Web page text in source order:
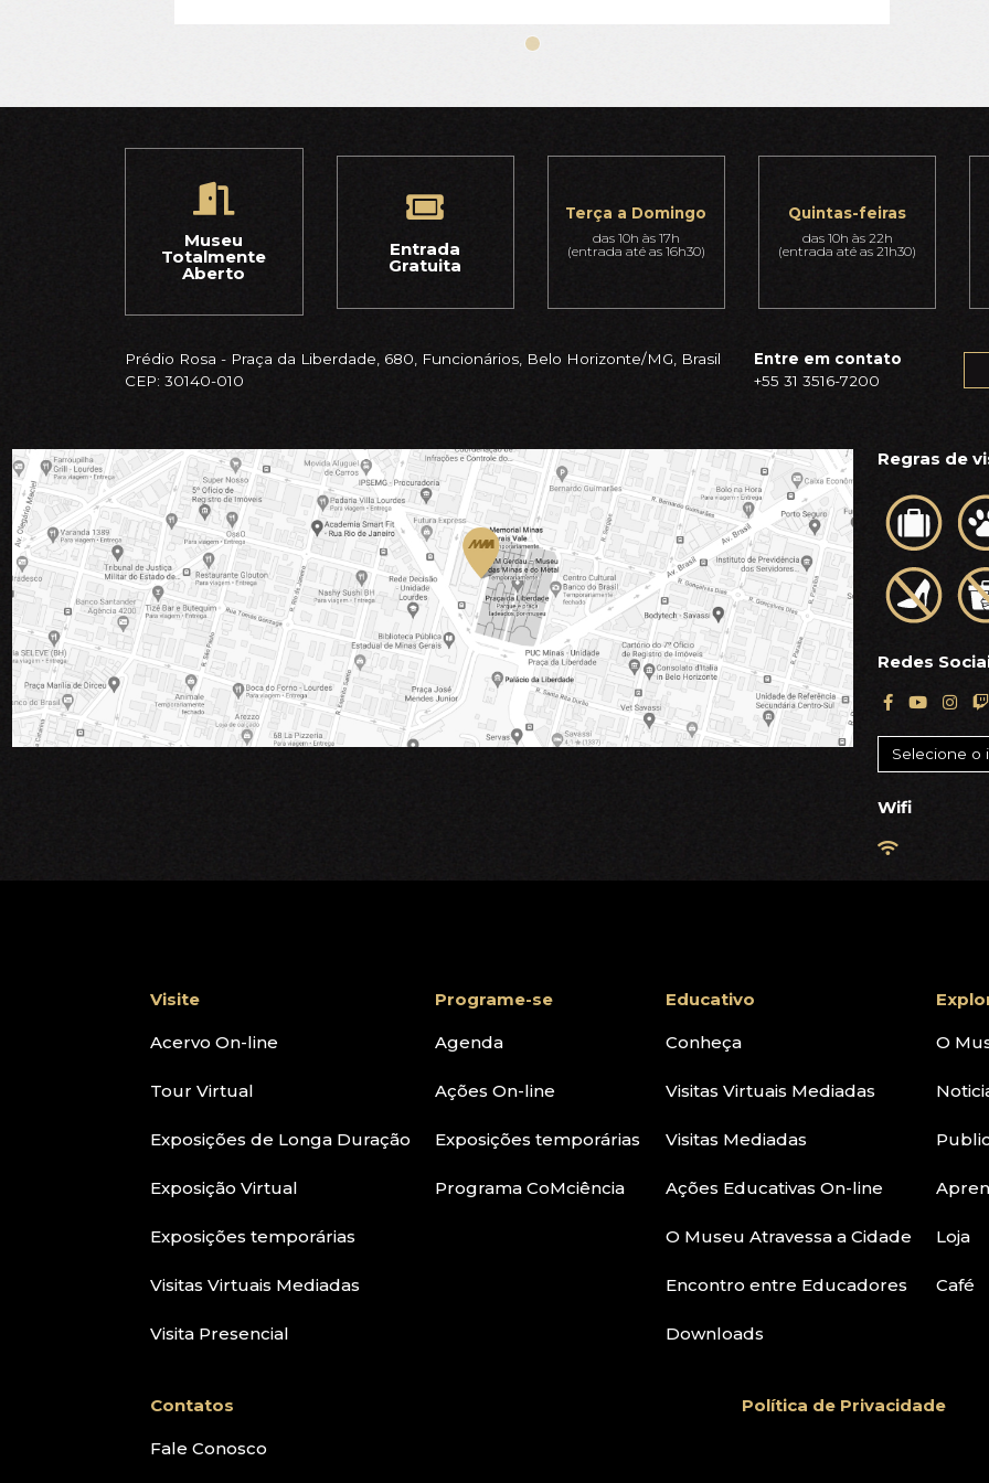
Museu
Totalmente
Aberto
Entrada
Gratuita
Terça a Domingo
das 10h às 17h
(entrada até as 16h30)
Quintas-feiras
das 10h às 22h
(entrada até as 21h30)
Prédio Rosa - Praça da Liberdade, 680, Funcionários, Belo Horizonte/MG, Brasil
CEP: 30140-010
Entre em contato
+55 31 3516-7200
Regras de
Redes
Wifi
Visite
Acervo On-line
Tour Virtual
Exposições de Longa Duração
Exposição Virtual
Exposições temporárias
Visitas Virtuais Mediadas
Visita Presencial
Programe-se
Agenda
Ações On-line
Exposições temporárias
Programa CoMciência
Educativo
Conheça
Visitas Virtuais Mediadas
Visitas Mediadas
Ações Educativas On-line
O Museu Atravessa a Cidade
Encontro entre Educadores
Downloads
O
Loja
Café
Contatos
Fale Conosco
Política de Privacidade